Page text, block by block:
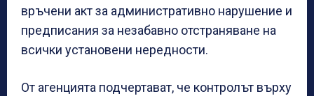
връчени акт за административно нарушение и
предписания за незабавно отстраняване на
всички установени нередности.
От агенцията подчертават, че контролът върху